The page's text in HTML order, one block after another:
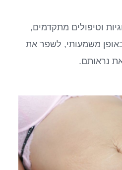
וטיפולים מתקדמים,
משמעותי, לשפר את
נראותם.